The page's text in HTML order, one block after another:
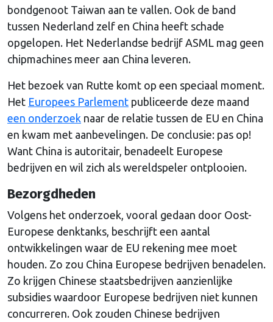
bondgenoot Taiwan aan te vallen. Ook de band
tussen Nederland zelf en China heeft schade
opgelopen. Het Nederlandse bedrijf ASML mag geen
chipmachines meer aan China leveren.
Het bezoek van Rutte komt op een speciaal moment.
Het Europees Parlement publiceerde deze maand
een onderzoek naar de relatie tussen de EU en China
en kwam met aanbevelingen. De conclusie: pas op!
Want China is autoritair, benadeelt Europese
bedrijven en wil zich als wereldspeler ontplooien.
Bezorgdheden
Volgens het onderzoek, vooral gedaan door Oost-
Europese denktanks, beschrijft een aantal
ontwikkelingen waar de EU rekening mee moet
houden. Zo zou China Europese bedrijven benadelen.
Zo krijgen Chinese staatsbedrijven aanzienlijke
subsidies waardoor Europese bedrijven niet kunnen
concurreren. Ook zouden Chinese bedrijven